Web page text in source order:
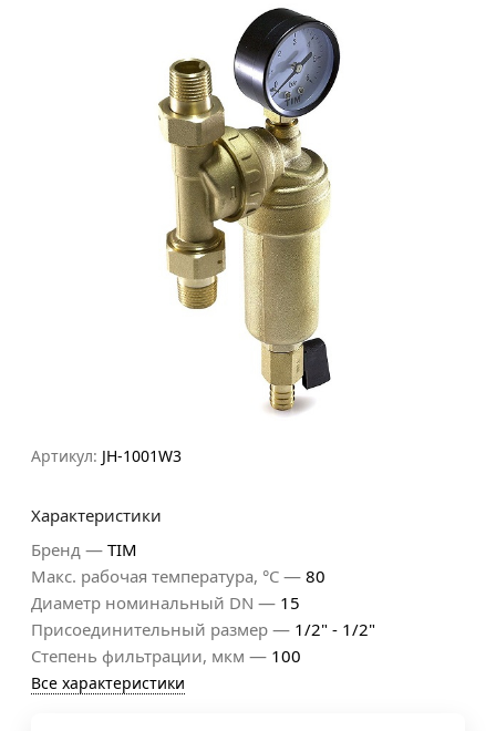
Артикул: JH-1001W3
Характеристики
Бренд — TIM
Макс. рабочая температура, °С — 80
Диаметр номинальный DN — 15
Присоединительный размер — 1/2" - 1/2"
Степень фильтрации, мкм — 100
Все характеристики